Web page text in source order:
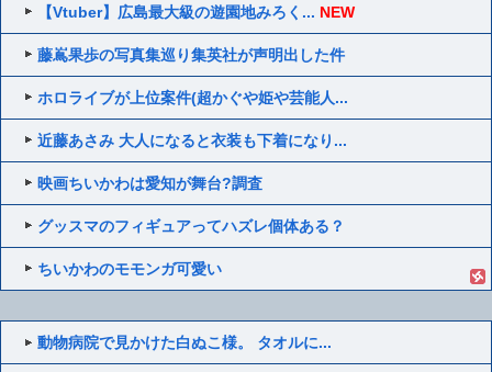
【Vtuber】広島最大級の遊園地みろく... NEW
藤嶌果歩の写真集巡り集英社が声明出した件
ホロライブが上位案件(超かぐや姫や芸能人...
近藤あさみ 大人になると衣装も下着になり...
映画ちいかわは愛知が舞台?調査
グッスマのフィギュアってハズレ個体ある？
ちいかわのモモンガ可愛い
動物病院で見かけた白ぬこ様。 タオルに...